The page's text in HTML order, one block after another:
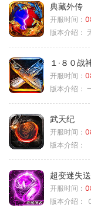
典藏外传
开服时间：
版本介绍：
１·８０战
开服时间：
版本介绍：
武天纪
开服时间：
版本介绍：
超变迷失
开服时间：
版本介绍：